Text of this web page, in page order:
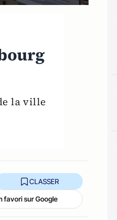
la ville
CLASSER
favori sur Google